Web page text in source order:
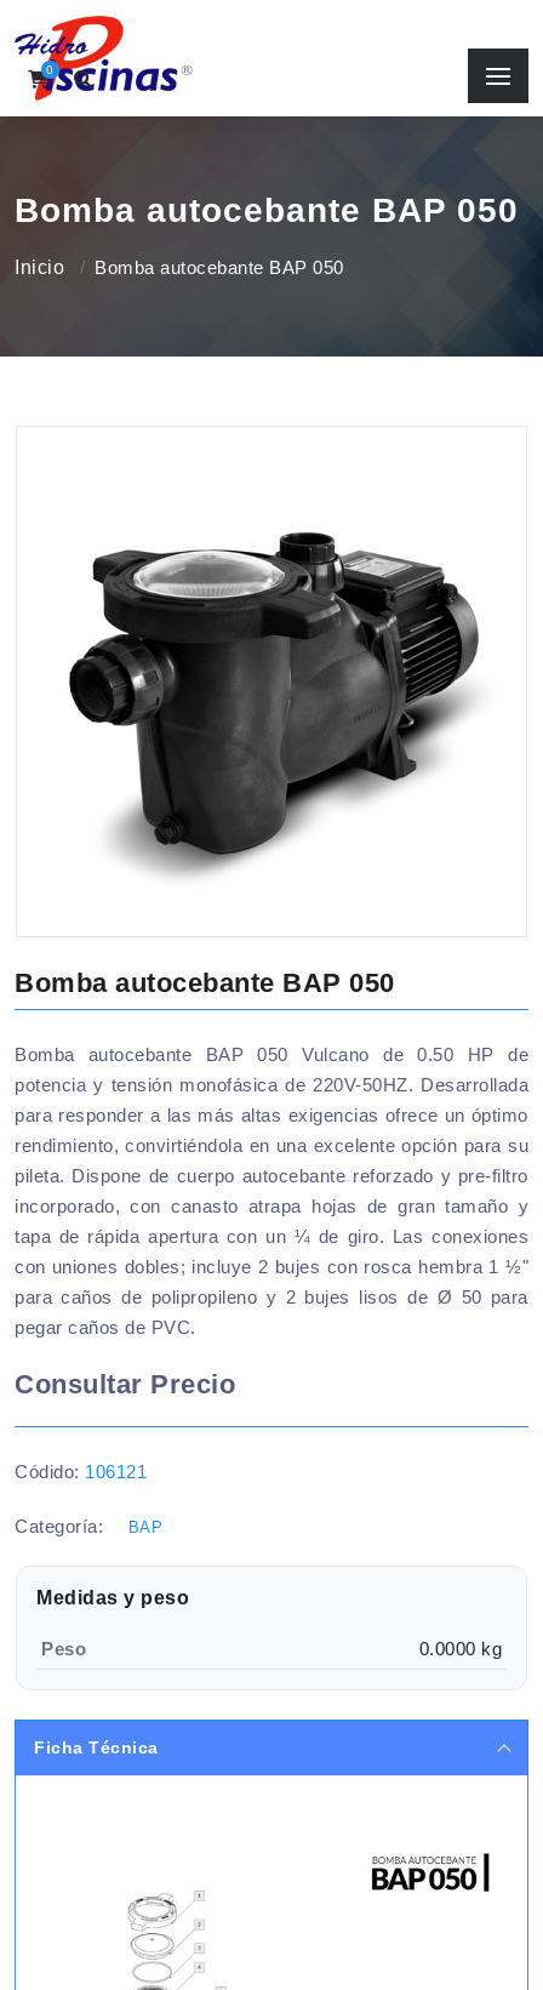
0
Bomba autocebante BAP 050
Inicio Bomba autocebante BAP 050
Bomba autocebante BAP 050
Bomba autocebante BAP 050 Vulcano de 0.50 HP de
potencia y tensión monofásica de 220V-50HZ. Desarrollada
para responder a las más altas exigencias ofrece un óptimo
rendimiento, convirtiéndola en una excelente opción para su
pileta. Dispone de cuerpo autocebante reforzado y pre-filtro
incorporado, con canasto atrapa hojas de gran tamaño y
tapa de rápida apertura con un ¼ de giro. Las conexiones
con uniones dobles; incluye 2 bujes con rosca hembra 1 ½"
para caños de polipropileno y 2 bujes lisos de Ø 50 para
pegar caños de PVC.
Consultar Precio
Códido: 106121
Categoría: BAP
Medidas y peso
Peso 0.0000 kg
Ficha Técnica